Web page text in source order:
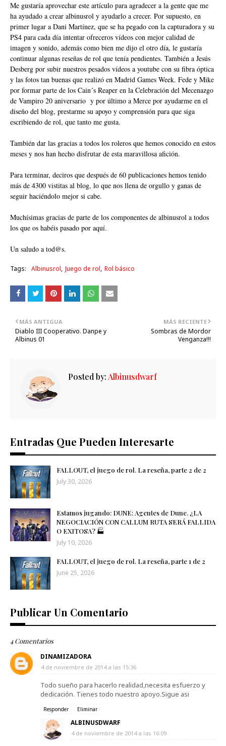
Me gustaría aprovechar este artículo para agradecer a la gente que me
ha ayudado a crear albinusrol y ayudarlo a crecer. Por supuesto, en
primer lugar a Dani Martínez, que se ha pegado con la capturadora y su
PS4 para cada día intentar ofreceros vídeos con mejor calidad de
imagen y sonido, además como bien me dijo el otro día, le gustaría
continuar algunas reseñas de rol que tenía pendientes. También a Jesús
Desberg por subir nuestros pesados vídeos a youtube con su fibra óptica
y las fotos tan buenas que realizó en Madrid Games Week. Fede y Mike
por formar parte de los Cain´s Reaper en la Celebración del Mecenazgo
de Vampiro 20 aniversario y por último a Merce por ayudarme en el
diseño del blog, prestarme su apoyo y comprensión para que siga
escribiendo de rol, que tanto me gusta.
También dar las gracias a todos los roleros que hemos conocido en estos
meses y nos han hecho disfrutar de esta maravillosa afición.
Para terminar, deciros que después de 60 publicaciones hemos tenido
más de 4300 vistitas al blog, lo que nos llena de orgullo y ganas de
seguir haciéndolo mejor si cabe.
Muchísimas gracias de parte de los componentes de albinusrol a todos
los que os habéis pasado por aquí.
Un saludo a tod@s.
Tags: Albinusrol Juego de rol Rol básico
MÁS RECIENTE
Sombras de Mordor
Venganza!!!
MÁS ANTIGUA
Diablo III Cooperativo. Danpe y
Albinus 01
Posted by:Albinusdwarf
Entradas Que Pueden Interesarte
FALLOUT, el juego de rol. La reseña, parte 2 de 2
July 30, 2026
Estamos jugando: DUNE: Agentes de Dune. ¿LA
NEGOCIACIÓN CON CALLUM RUTA SERÁ FALLIDA
O EXITOSA? 🏭​
July 10, 2026
FALLOUT, el juego de rol. La reseña, parte 1 de 2
June 25, 2026
Publicar Un Comentario
4 Comentarios
DINAMIZADORA
4 de noviembre de 2014 a las 15:36
Todo sueño para hacerlo realidad,necesita esfuerzo y
dedicación. Tienes todo nuestro apoyo.Sigue asi
Responder Eliminar
ALBINUSDWARF
4 de noviembre de 2014 a las 16:09